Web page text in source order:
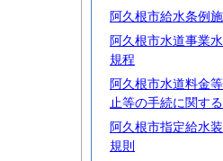
阿久根市給水条例
阿久根市水道事業
規程
阿久根市水道料金
止等の手続に関す
阿久根市指定給水
規則